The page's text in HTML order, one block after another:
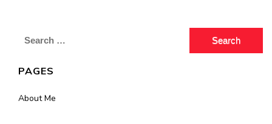
Search
PAGES
About Me